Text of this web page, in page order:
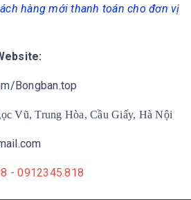
hàng mới thanh toán cho đơn vị
Bongban.top
Vũ, Trung Hòa, Cầu Giấy, Hà Nội
- 0912345.818